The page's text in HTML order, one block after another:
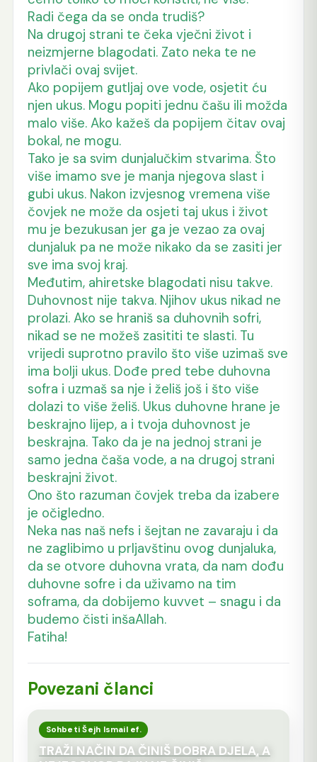
Radi čega da se onda trudiš?
Na drugoj strani te čeka vječni život i
neizmjerne blagodati. Zato neka te ne
privlači ovaj svijet.
Ako popijem gutljaj ove vode, osjetit ću
njen ukus. Mogu popiti jednu čašu ili možda
malo više. Ako kažeš da popijem čitav ovaj
bokal, ne mogu.
Tako je sa svim dunjalučkim stvarima. Što
više imamo sve je manja njegova slast i
gubi ukus. Nakon izvjesnog vremena više
čovjek ne može da osjeti taj ukus i život
mu je bezukusan jer ga je vezao za ovaj
dunjaluk pa ne može nikako da se zasiti jer
sve ima svoj kraj.
Međutim, ahiretske blagodati nisu takve.
Duhovnost nije takva. Njihov ukus nikad ne
prolazi. Ako se hraniš sa duhovnih sofri,
nikad se ne možeš zasititi te slasti. Tu
vrijedi suprotno pravilo što više uzimaš sve
ima bolji ukus. Dođe pred tebe duhovna
sofra i uzmaš sa nje i želiš još i što više
dolazi to više želiš. Ukus duhovne hrane je
beskrajno lijep, a i tvoja duhovnost je
beskrajna. Tako da je na jednoj strani je
samo jedna čaša vode, a na drugoj strani
beskrajni život.
Ono što razuman čovjek treba da izabere
je očigledno.
Neka nas naš nefs i šejtan ne zavaraju i da
ne zaglibimo u prljavštinu ovog dunjaluka,
da se otvore duhovna vrata, da nam dođu
duhovne sofre i da uživamo na tim
soframa, da dobijemo kuvvet – snagu i da
budemo čisti inšaAllah.
Fatiha!
Povezani članci
Sohbeti Šejh Ismail ef.
TRAŽI NAČIN DA ČINIŠ DOBRA DJELA, A